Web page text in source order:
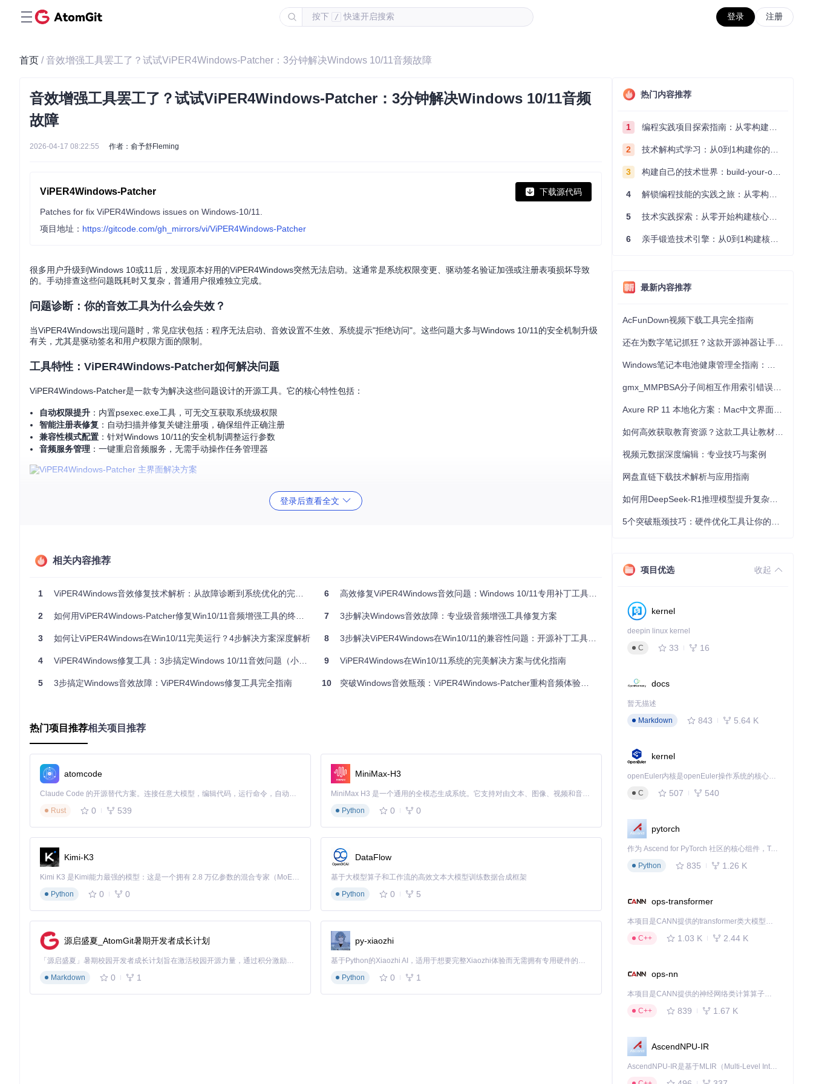
按下 / 快速开启搜索 登录 注册
首页 / 音效增强工具罢工了？试试ViPER4Windows-Patcher：3分钟解决Windows 10/11音频故障
音效增强工具罢工了？试试ViPER4Windows-Patcher：3分钟解决Windows 10/11音频
故障
2026-04-17 08:22:55 作者：俞予舒Fleming
ViPER4Windows-Patcher 下载源代码
Patches for fix ViPER4Windows issues on Windows-10/11.
项目地址： https://gitcode.com/gh_mirrors/vi/ViPER4Windows-Patcher
很多用户升级到Windows 10或11后，发现原本好用的ViPER4Windows突然无法启动。这通常是系统权限变更、驱动签名验证加强或注册表项损坏导致
的。手动排查这些问题既耗时又复杂，普通用户很难独立完成。
问题诊断：你的音效工具为什么会失效？
当ViPER4Windows出现问题时，常见症状包括：程序无法启动、音效设置不生效、系统提示"拒绝访问"。这些问题大多与Windows 10/11的安全机制升级
有关，尤其是驱动签名和用户权限方面的限制。
工具特性：ViPER4Windows-Patcher如何解决问题
ViPER4Windows-Patcher是一款专为解决这些问题设计的开源工具。它的核心特性包括：
自动权限提升 ：内置psexec.exe工具，可无交互获取系统级权限
智能注册表修复 ：自动扫描并修复关键注册项，确保组件正确注册
兼容性模式配置 ：针对Windows 10/11的安全机制调整运行参数
音频服务管理 ：一键重启音频服务，无需手动操作任务管理器
git clone
验证结果
程序执行完成后，启动ViPER4Windows查看是否正常工作。如果仍有问题，尝试重启电脑后再次运行补丁。
进阶技巧：让ViPER4Windows发挥最佳效果
常见误区：使用ViPER4Windows-Patcher的注意事项
很多用户在使用时会犯这些错误：没有以管理员身份运行、未关闭安全软件导致误报、忽略"关闭媒体播放器"的提示。请务必按照操作指南步骤执行，避
免这些常见问题。
"Windows 11更新后我的ViPER4Windows一直打不开，用这个工具不到2分钟就解决了，太神奇了！" —— 来自上海的用户张先生
"作为一个音乐爱好者，没有ViPER4Windows简直无法忍受。这个补丁工具让我重新获得了高质量的音效体验。" —— 音频发烧友李女士
项目贡献指南
如果你有编程经验，欢迎通过以下方式为项目做贡献：
提交bug报告和功能建议
改进批处理脚本，增加新功能
帮助翻译多语言界面
撰写更详细的使用教程
ViPER4Windows-Patcher作为一款开源工具，依靠社区力量不断完善。无论是技术贡献还是使用反馈，都能帮助更多用户解决音效问题。
通过这个轻量级工具，即使是非技术用户也能在3分钟内解决复杂的音效软件问题。现在就尝试使用ViPER4Windows-Patcher，重新体验卓越的音效吧！
登录后查看全文
相关内容推荐
1 ViPER4Windows音效修复技术解析：从故障诊断到系统优化的完整路径
2 如何用ViPER4Windows-Patcher修复Win10/11音频增强工具的终极指南
3 如何让ViPER4Windows在Win10/11完美运行？4步解决方案深度解析
4 ViPER4Windows修复工具：3步搞定Windows 10/11音效问题（小白必看）
5 3步搞定Windows音效故障：ViPER4Windows修复工具完全指南
6 高效修复ViPER4Windows音效问题：Windows 10/11专用补丁工具全攻略
7 3步解决Windows音效故障：专业级音频增强工具修复方案
8 3步解决ViPER4Windows在Win10/11的兼容性问题：开源补丁工具使用指南
9 ViPER4Windows在Win10/11系统的完美解决方案与优化指南
10 突破Windows音效瓶颈：ViPER4Windows-Patcher重构音频体验的技术解密
热门项目推荐相关项目推荐
atomcode
Claude Code 的开源替代方案。连接任意大模型，编辑代码，运行命令，自动验证 — 全自动执行。用 Rust 构建，极致性能。 ｜ An open-source alternative to Claude Code. Connect any LLM, edit code, run commands, and verify changes — autonomously. Built in Rust for speed. Get Started
Rust
0 539
MiniMax-H3
MiniMax H3 是一个通用的全模态生成系统。它支持对由文本、图像、视频和音频组成的多模态上下文进行统一理解，并能生成分辨率高达 2K、时长可达 15 秒的带原生立体声音频的视频。得益于面向任务泛化的系统设计，H3 在预训练阶段就已具备广泛的多模态上下文理解与生成能力，能够出色地执行复杂的多模态指令。
Python
0 0
Kimi-K3
Kimi K3 是Kimi能力最强的模型：这是一个拥有 2.8 万亿参数的混合专家（MoE）模型，具备原生视觉理解能力，并支持 100 万 token 的上下文窗口。
Python
0 0
DataFlow
基于大模型算子和工作流的高效文本大模型训练数据合成框架
Python
0 5
源启盛夏_AtomGit暑期开发者成长计划
「源启盛夏」暑期校园开发者成长计划旨在激活校园开源力量，通过积分激励、认证扶持、资源倾斜等形式，引导高校组织和开发者完成「入驻 — 建项目 — 做贡献 — 获认证 — 得资源」的完整闭环。无论你是想带领社团入驻平台的组织者，还是希望用代码贡献证明自己的开发者，都能在这里找到属于你的成长路径。
Markdown
0 1
py-xiaozhi
基于Python的Xiaozhi AI，适用于想要完整Xiaozhi体验而无需拥有专用硬件的用户。
Python
0 1
热门内容推荐
1 编程实践项目探索指南：从零构建技术能力体系
2 技术解构式学习：从0到1构建你的编程知识体系
3 构建自己的技术世界：build-your-own-x项目的实践探索指南
4 解锁编程技能的实践之旅：从零构建你的技术世界
5 技术实践探索：从零开始构建核心系统的实践指南
6 亲手锻造技术引擎：从0到1构建核心系统的实践指南
最新内容推荐
AcFunDown视频下载工具完全指南
视频元数据深度编辑：专业技巧与案例
网盘直链下载技术解析与应用指南
项目优选 收起
kernel
deepin linux kernel
C
33 16
docs
暂无描述
Markdown
843 5.64 K
kernel
openEuler内核是openEuler操作系统的核心，既是系统性能与稳定性的基石，也是连接处理器、设备与服务的桥梁。
C
507 540
pytorch
作为 Ascend for PyTorch 社区的核心组件，TorchNPU 是昇腾专为 PyTorch 打造的深度学习适配插件，使 PyTorch 框架能够直接调用昇腾 NPU，为开发者提供昇腾 AI 处理器的超强算力。
Python
835 1.26 K
ops-transformer
本项目是CANN提供的transformer类大模型算子库，实现网络在NPU上加速计算。
C++
1.03 K 2.44 K
ops-nn
本项目是CANN提供的神经网络类计算算子库，实现网络在NPU上加速计算。
C++
839 1.67 K
AscendNPU-IR
AscendNPU-IR是基于MLIR（Multi-Level Intermediate Representation）构建的，面向昇腾亲和算子编译时使用的中间表示，提供昇腾完备表达能力，通过编译优化提升昇腾AI处理器计算效率，支持通过生态框架使能昇腾AI处理器与深度调优